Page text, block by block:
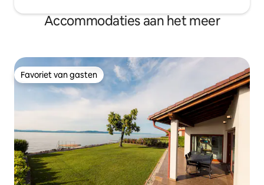
Accommodaties aan het meer
Favoriet van gasten
Favoriet van gasten